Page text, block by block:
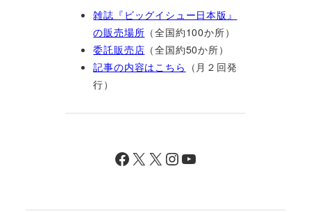
雑誌『ビッグイシュー日本版』
の販売場所 （全国約100か所）
委託販売店 （全国約50か所）
記事の内容はこちら （月２回発
行）
Facebook X X InstagramYouTube